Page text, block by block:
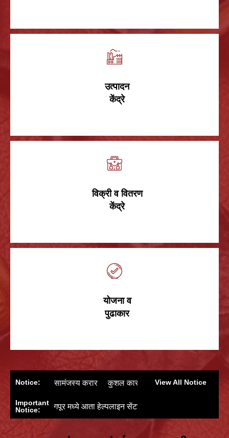
उत्पादन
केंद्रे
विक्री व वितरण
केंद्रे
योजना व
पुढाकार
Notice:
करार कुशल कारागिरांनी हस्तनिर्मित केलेल्या प्रामाणिक लिडकॉम
View All Notice
Important
Notice:
आता हेल्पलाइन सेंटर सुरू (022-69068583)